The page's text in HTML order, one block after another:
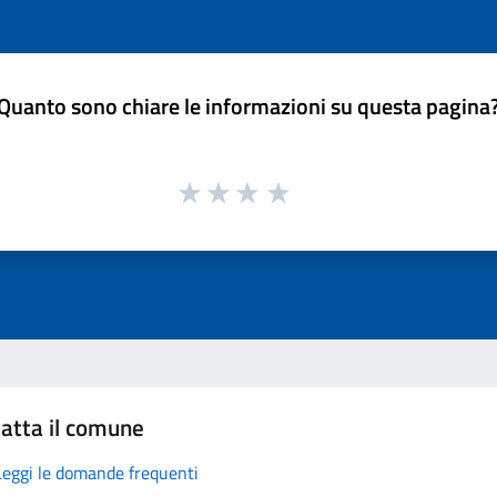
sono chiare le informazioni su questa
il comune
le domande frequenti